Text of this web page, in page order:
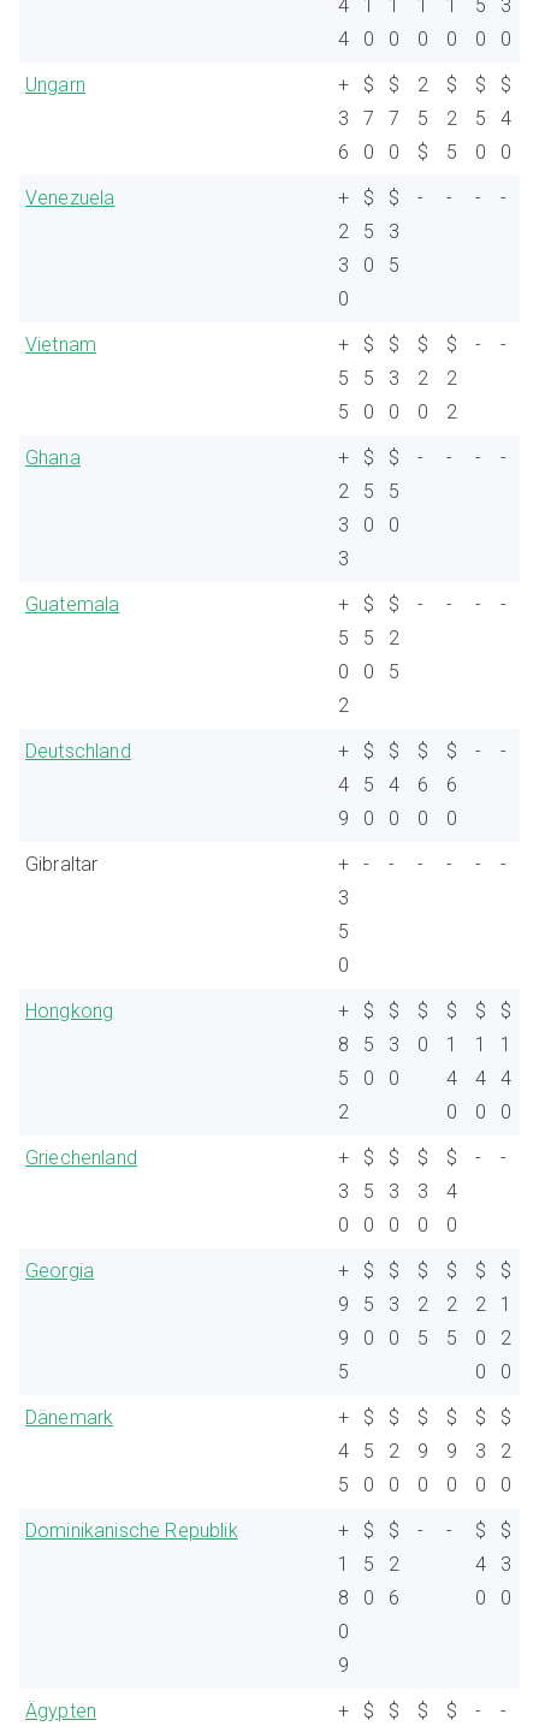
4
4
1
0
1
0
1
0
1
0
5
0
3
0
Ungarn
+
3
6
$
7
0
$
7
0
2
5
$
$
2
5
$
5
0
$
4
0
Venezuela
+
2
3
0
$
5
0
$
3
5
- - - -
Vietnam
+
5
5
$
5
0
$
3
0
$
2
0
$
2
2
- -
Ghana
+
2
3
3
$
5
0
$
5
0
- - - -
Guatemala
+
5
0
2
$
5
0
$
2
5
- - - -
Deutschland
+
4
9
$
5
0
$
4
0
$
6
0
$
6
0
- -
Gibraltar
+
3
5
0
- - - - - -
Hongkong
+
8
5
2
$
5
0
$
3
0
$
0
$
1
4
0
$
1
4
0
$
1
4
0
Griechenland
+
3
0
$
5
0
$
3
0
$
3
0
$
4
0
- -
Georgia
+
9
9
5
$
5
0
$
3
0
$
2
5
$
2
5
$
2
0
0
$
1
2
0
Dänemark
+
4
5
$
5
0
$
2
0
$
9
0
$
9
0
$
3
0
$
2
0
Dominikanische Republik
+
1
8
0
9
$
5
0
$
2
6
- -
$
4
0
$
3
0
Ägypten
+
$
$
$
$
- -